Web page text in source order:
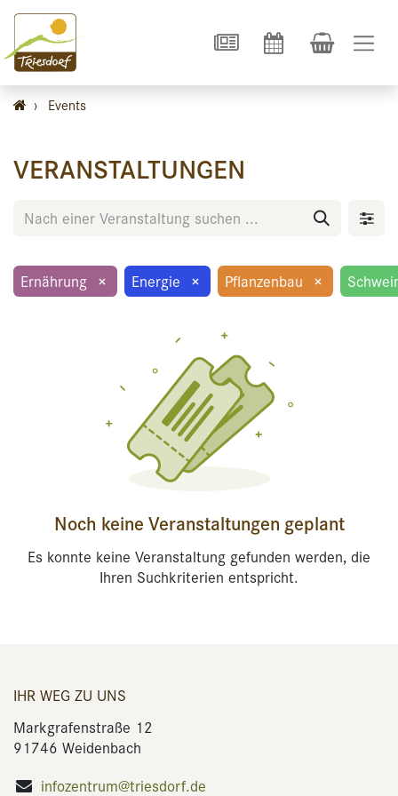
› Events
VERANSTALTUNGEN
Ernährung × Energie × Pflanzenbau ×
Noch keine Veranstaltungen geplant
Es konnte keine Veranstaltung gefunden werden, die
Ihren Suchkriterien entspricht.
IHR WEG ZU UNS
Markgrafenstraße 12
91746 Weidenbach
infozentrum@triesdorf.de